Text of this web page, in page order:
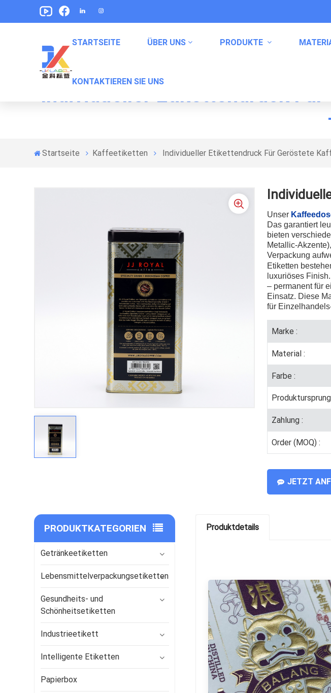
STARTSEITE ÜBER UNS PRODUKTE
KONTAKTIEREN SIE UNS
Individueller Etikettendruck
Startseite Kaffeetiketten Individueller Etikettendruck Für Geröstete
Unser
Das garantiert
bieten
Metallic-
Verpackung
Etiketten
luxuriöses
– permanent für
Einsatz. Diese
für
Marke :
Material :
Farbe :
Zahlung :
Order (MOQ) :
JETZT
PRODUKTKATEGORIEN
Getränkeetiketten
Lebensmittelverpackungsetiketten
Gesundheits- und
Schönheitsetiketten
Industrieetikett
Intelligente Etiketten
Papierbox
Produktdetails